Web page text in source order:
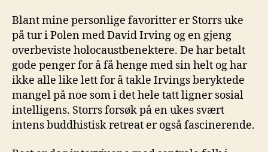
Blant mine personlige favoritter er Storrs uke
på tur i Polen med David Irving og en gjeng
overbeviste holocaustbenektere. De har betalt
gode penger for å få henge med sin helt og har
ikke alle like lett for å takle Irvings beryktede
mangel på noe som i det hele tatt ligner sosial
intelligens. Storrs forsøk på en ukes svært
intens buddhistisk retreat er også fascinerende.